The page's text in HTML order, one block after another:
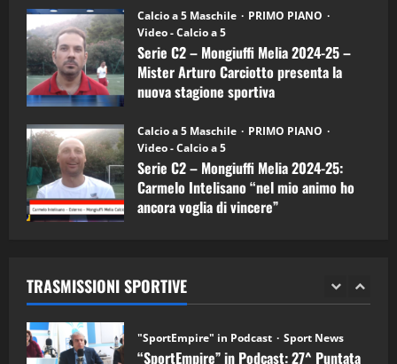
Calcio a 5 Maschile
PRIMO PIANO
Video - Calcio a 5
Serie C2 – Mongiuffi Melia 2024-25 –
Mister Arturo Carciotto presenta la
nuova stagione sportiva
Calcio a 5 Maschile
PRIMO PIANO
Video - Calcio a 5
Serie C2 – Mongiuffi Melia 2024-25:
Carmelo Intelisano “nel mio animo ho
ancora voglia di vincere”
TRASMISSIONI SPORTIVE
1
“SportEmpire” in Podcast: 30^ Puntata
(Martedi 05 Maggio 2026)
08/05/2026
2
“SportEmpire” in Podcast: 29^ Puntata
(Martedi 28 Aprile 2026)
28/04/2026
3 21/04/2026
"SportEmpire" in Podcast Sport News
“SportEmpire” in Podcast: 27^ Puntata